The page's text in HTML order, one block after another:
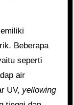
Beberapa
seperti
air
UV, yellowing